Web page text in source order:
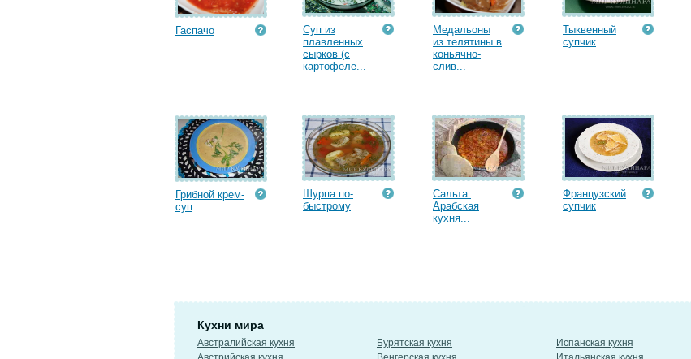
Гаспачо
Суп из
плавленных
сырков (с
картофеле...
Медальоны
из телятины в
коньячно-
слив...
Тыквенный
супчик
Грибной крем-
суп
Шурпа по-
быстрому
Сальта.
Арабская
кухня...
Французский
супчик
Кухни мира
Австралийская кухня
Бурятская кухня
Испанская кухня